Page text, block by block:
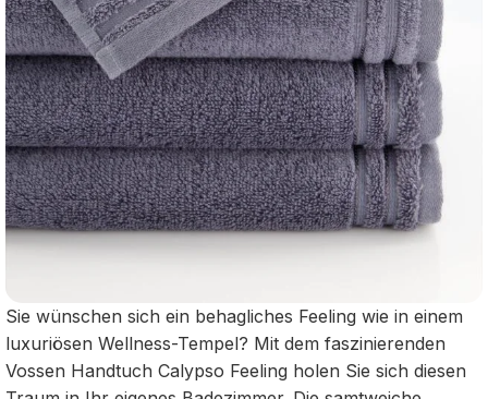
Sie wünschen sich ein behagliches Feeling wie in einem
luxuriösen Wellness-Tempel? Mit dem faszinierenden
Vossen Handtuch Calypso Feeling holen Sie sich diesen